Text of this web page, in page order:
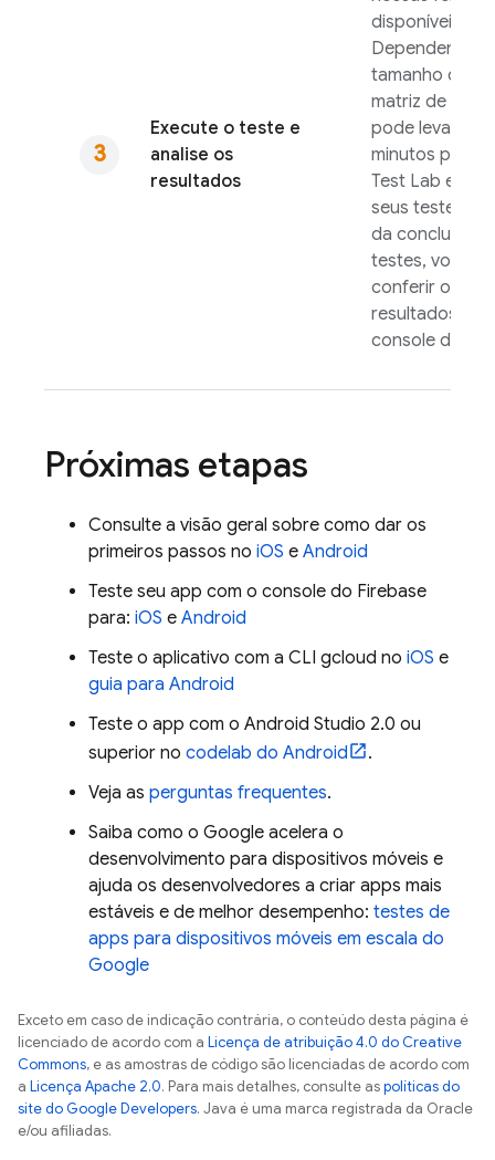
Execute o teste e
analise os
resultados
disponíveis.
Dependendo
tamanho da
matriz de
pode levar
minutos para
Test Lab
seus testes.
da conclusão
testes, você
conferir os
resultados no
console do
Próximas etapas
Consulte a visão geral sobre como dar os
primeiros passos no iOS e Android
Teste seu app com o console do Firebase
para: iOS e Android
Teste o aplicativo com a CLI gcloud no iOS e
guia para Android
Teste o app com o Android Studio 2.0 ou
superior no codelab do Android
.
Veja as perguntas frequentes.
Saiba como o Google acelera o
desenvolvimento para dispositivos móveis e
ajuda os desenvolvedores a criar apps mais
estáveis e de melhor desempenho: testes de
apps para dispositivos móveis em escala do
Google
Exceto em caso de indicação contrária, o conteúdo desta página é
licenciado de acordo com a Licença de atribuição 4.0 do Creative
Commons, e as amostras de código são licenciadas de acordo com
a Licença Apache 2.0. Para mais detalhes, consulte aspolíticas do
site do Google Developers. Java é uma marca registrada da Oracle
e/ou afiliadas.